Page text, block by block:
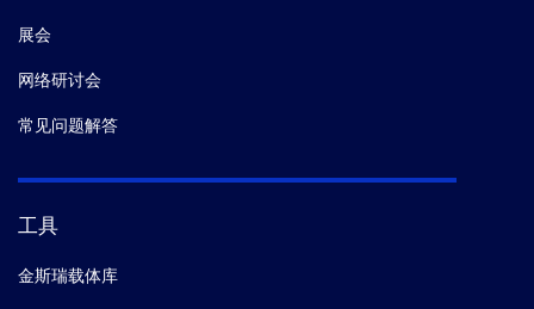
展会
网络研讨会
常见问题解答
工具
金斯瑞载体库